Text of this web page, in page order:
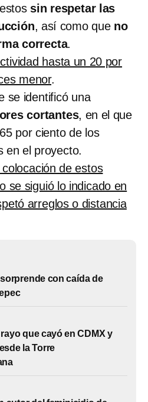
sin respetar las
, así como que no
correcta.
hasta un 20 por
menor.
se identificó una
cortantes, en el que
por ciento de los
en el proyecto.
de estos
se siguió lo indicado en
arreglos o distancia
con caída de
que cayó en CDMX y
la Torre